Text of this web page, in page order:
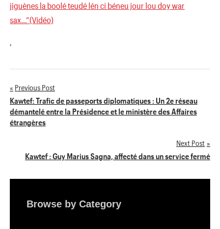
jiguènes la boolé teudé lén ci béneu jour lou doy war
sax…”(Vidéo)
'
Navigation
de
Previous Post
Kawtef: Trafic de passeports diplomatiques : Un 2e réseau
démantelé entre la Présidence et le ministère des Affaires
étrangères
Next Post
Kawtef : Guy Marius Sagna, affecté dans un service fermé
Browse by Category